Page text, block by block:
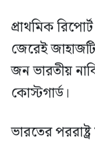
প্রাথমিক
জেরেই
জন ভারতীয়
কোস্টগার্ড।
ভারতের